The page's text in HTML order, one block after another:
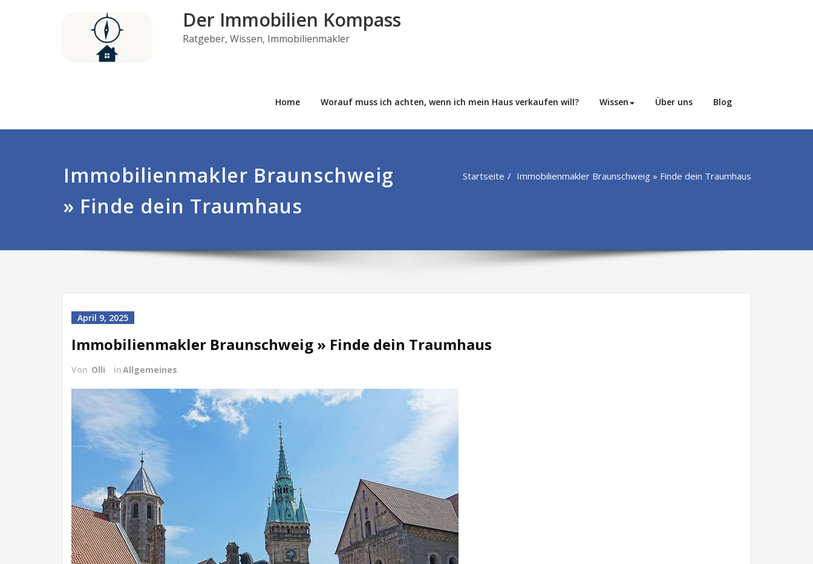
Der Immobilien Kompass
Ratgeber, Wissen, Immobilienmakler
Home Worauf muss ich achten, wenn ich mein Haus verkaufen will? Wissen Über uns Blog
Immobilienmakler Braunschweig
» Finde dein Traumhaus
Startseite Immobilienmakler Braunschweig » Finde dein Traumhaus
April 9, 2025
Immobilienmakler Braunschweig » Finde dein Traumhaus
Von Olli inAllgemeines